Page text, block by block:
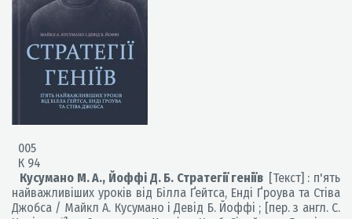
005
К 94
Кусумано М. А., Йоффі Д. Б. Стратегії геніїв [Текст] : п'ять
найважливіших уроків від Білла Ґейтса, Енді Ґроува та Стіва
Джобса / Майкл А. Кусумано і Девід Б. Йоффі ; [пер. з англ. С.